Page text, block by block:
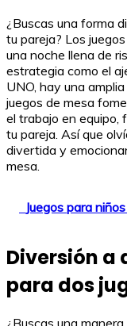
¿Buscas una forma
tu pareja? Los
una noche llena de
estrategia como el
UNO, hay una
juegos de mesa
el trabajo en equipo,
tu pareja. Así que
divertida y
mesa.
Juegos para
Diversión a
para dos